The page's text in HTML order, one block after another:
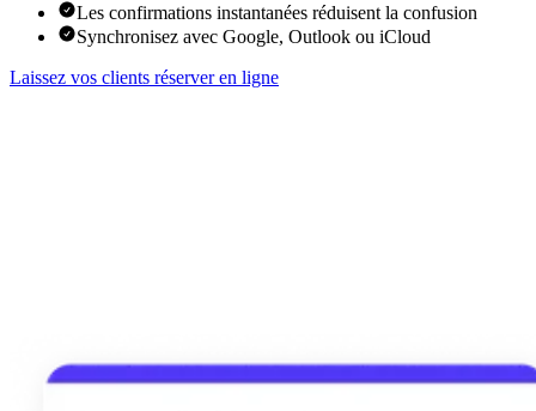
Les confirmations instantanées réduisent la confusion
Synchronisez avec Google, Outlook ou iCloud
Laissez vos clients réserver en ligne